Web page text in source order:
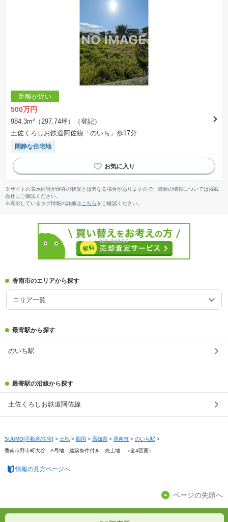
距離が近い
500万円
984.3m²（297.74坪）（登記）
土佐くろしお鉄道阿佐線「のいち」歩17分
閑静な住宅地
※サイトの表示内容が現在の状況とは異なる場合がありますので、最新の情報については掲載
会社にご確認ください。
※表示しているタグ情報の詳細は こちらをご確認ください。
香南市のエリアから探す
エリア一覧
最寄駅から探す
のいち駅
最寄駅の沿線から探す
土佐くろしお鉄道阿佐線
SUUMO[不動産/住宅] > 土地 > 四国 > 高知県 > 香南市 > のいち駅 >
香南市野市町大谷 A号地 建築条件付き 売土地 （全4区画）
情報の見方ページへ
ページの先頭へ